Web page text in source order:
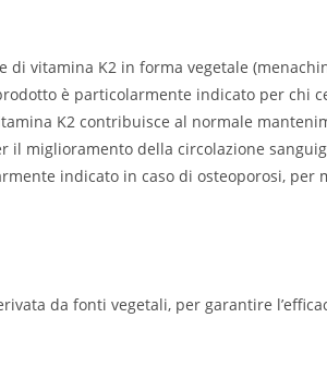
di vitamina K2 in forma vegetale
è particolarmente indicato per
K2 contribuisce al normale
miglioramento della circolazione
indicato in caso di osteoporosi,
da fonti vegetali, per garantire